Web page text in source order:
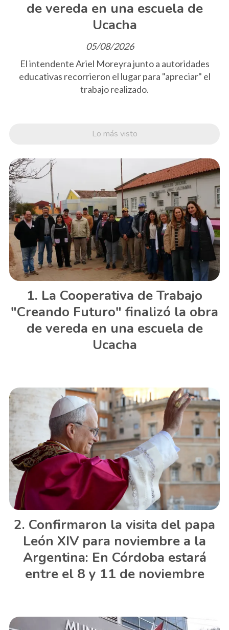
de vereda en una escuela de
Ucacha
05/08/2026
El intendente Ariel Moreyra junto a autoridades
educativas recorrieron el lugar para "apreciar" el
trabajo realizado.
Lo más visto
La Cooperativa de Trabajo
"Creando Futuro" finalizó la obra
de vereda en una escuela de
Ucacha
Confirmaron la visita del papa
León XIV para noviembre a la
Argentina: En Córdoba estará
entre el 8 y 11 de noviembre